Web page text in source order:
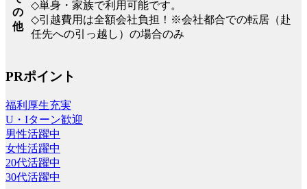
の
他
◇単身・家族で利用可能です。
◇引越費用は全額会社負担！※会社都合での転居（赴
任先への引っ越し）の場合のみ
PRポイント
福利厚生充実
U・Iターン歓迎
男性活躍中
女性活躍中
20代活躍中
30代活躍中